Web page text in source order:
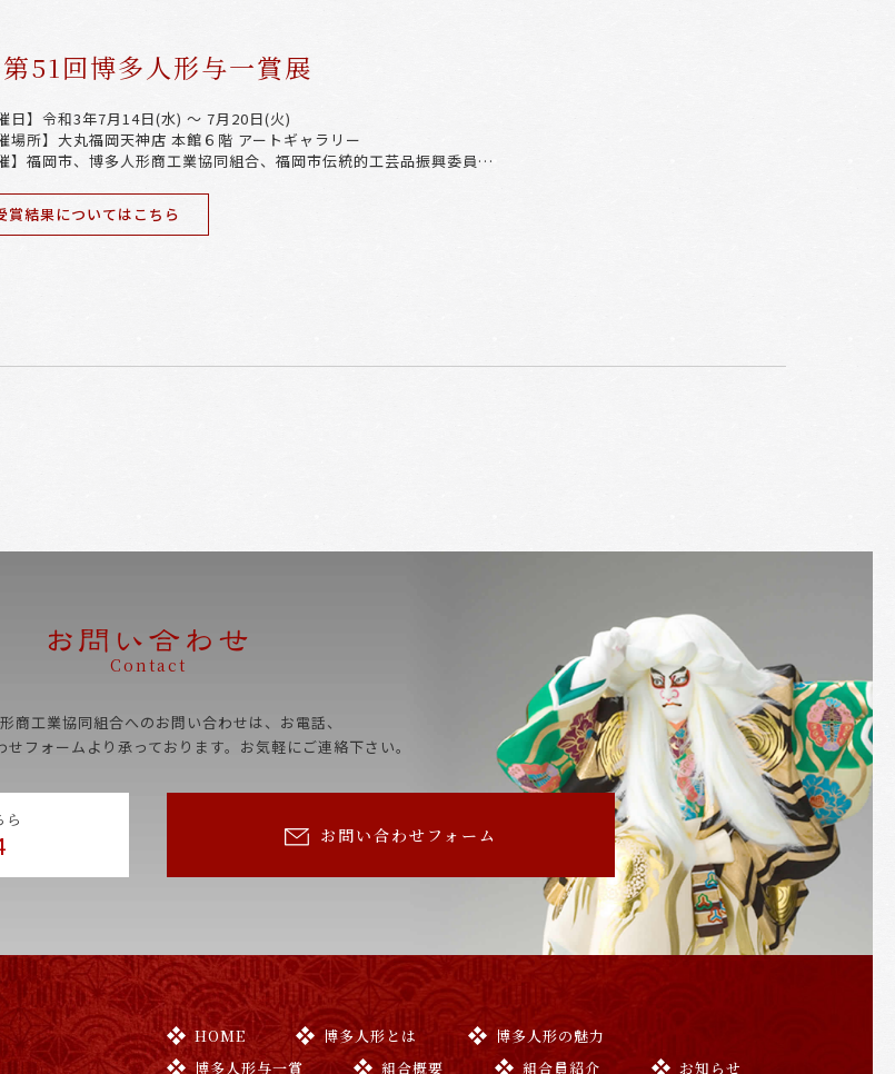
第51回博多人形与一賞展
日】令和3年7月14日(水) ～ 7月20日(火)
場所】大丸福岡天神店 本館６階 アートギャラリー
催】福岡市、博多人形商工業協同組合、福岡市伝統的工芸品振興委員…
賞結果についてはこちら
Contact
商工業協同組合へのお問い合わせは、お電話、
せフォームより承っております。お気軽にご連絡下さい。
ら
お問い合わせフォーム
HOME 博多人形とは
博多人形の魅力
博多人形与一賞
組合概要 組合員紹介 お知らせ